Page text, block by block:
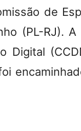
de
(PL-RJ).
Digital